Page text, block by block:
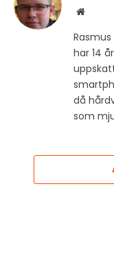
Website
Rasmus
har 14
då
som